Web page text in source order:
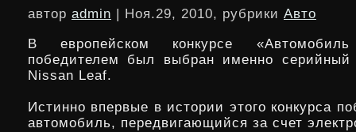
обновление
Galaxy
до
автор admin | Ноя.29, 2010, рубрики Авто
В европейском конкурсе
победителем был выбран именно серийный
Nissan Leaf.
Истинно впервые в истории этого конкурса
автомобиль, передвигающийся за счет